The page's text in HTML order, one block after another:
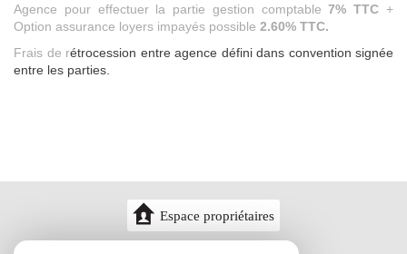
Agence pour effectuer la partie gestion comptable7% TTC +
Option assurance loyers impayés possible 2.60% TTC.
Frais de rétrocession entre agence défini dans convention signée
entre les parties.
Espace propriétaires